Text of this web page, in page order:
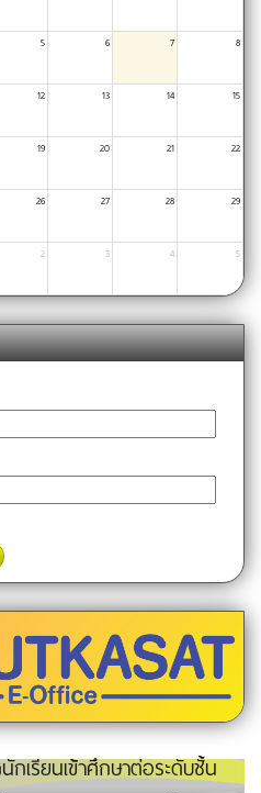
5 6 7 8
12 13 14 15
19 20 21 22
26 27 28 29
2 3 4 5
เรียนเข้าศึกษาต่อระดับชั้น